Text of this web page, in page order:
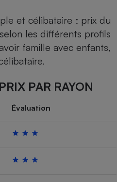
et célibataire : prix du
les différents profils
famille avec enfants,
PAR RAYON
Évaluation